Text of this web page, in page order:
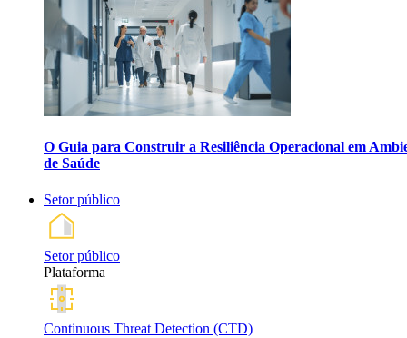
O Guia para Construir a Resiliência Operacional em
de Saúde
Setor público
Setor público
Plataforma
Continuous Threat Detection (CTD)